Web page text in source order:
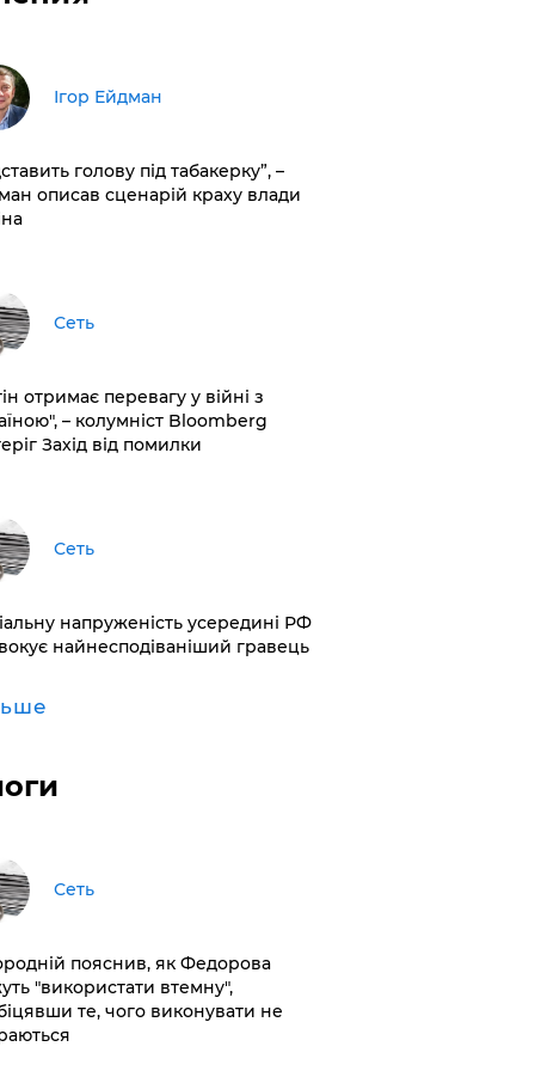
Ігор Ейдман
голову під табакерку”, –
описав сценарій краху влади
Сеть
отримає перевагу у війні з
– колумніст Bloomberg
Захід від помилки
Сеть
напруженість усередині РФ
найнесподіваніший гравець
Сеть
пояснив, як Федорова
"використати втемну",
те, чого виконувати не